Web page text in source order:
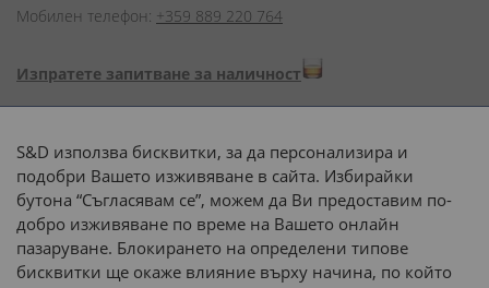
Мобилен телефон: +359 889 220 764
Изпратете запитване за наличност
Начини на плащане:
Доставка до адрес с:
S&D използва бисквитки, за да персонализира и
подобри Вашето изживяване в сайта. Избирайки
бутона “Съгласявам се”, можем да Ви предоставим по-
добро изживяване по време на Вашето онлайн
пазаруване. Блокирането на определени типове
бисквитки ще окаже влияние върху начина, по който